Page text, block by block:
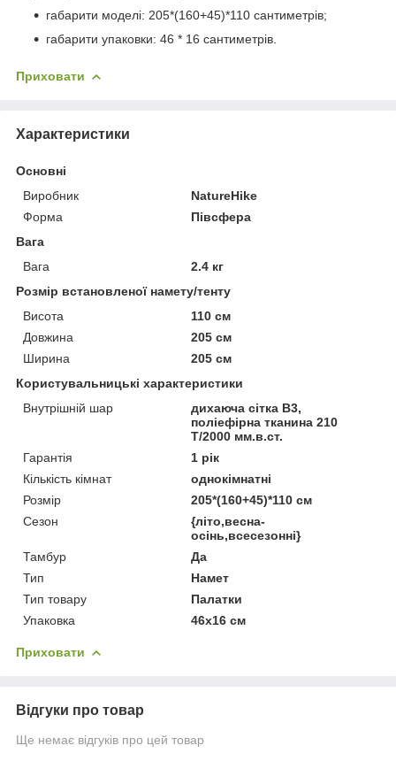
габарити моделі: 205*(160+45)*110 сантиметрів;
габарити упаковки: 46 * 16 сантиметрів.
Приховати
Характеристики
Основні
Виробник
NatureHike
Форма
Півсфера
Вага
Вага
2.4 кг
Розмір встановленої намету/тенту
Висота
110 см
Довжина
205 см
Ширина
205 см
Користувальницькі характеристики
Внутрішній шар
дихаюча сітка B3,
поліефірна тканина 210
Т/2000 мм.в.ст.
Гарантія
1 рік
Кількість кімнат
однокімнатні
Розмір
205*(160+45)*110 см
Сезон
{літо,весна-
осінь,всесезонні}
Тамбур
Да
Тип
Намет
Тип товару
Палатки
Упаковка
46х16 см
Приховати
Відгуки про товар
Ще немає відгуків про цей товар